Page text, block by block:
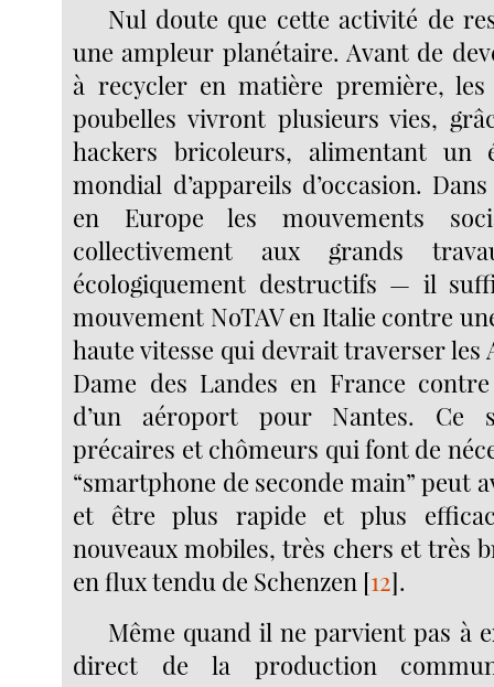
Nul doute que cette activité de
une ampleur planétaire. Avant de
à recycler en matière première,
poubelles vivront plusieurs vies,
hackers bricoleurs, alimentant un
mondial d’appareils d’occasion.
en Europe les mouvements
collectivement aux grands
écologiquement destructifs — il
mouvement NoTAV en Italie contre
haute vitesse qui devrait traverser les
Dame des Landes en France
d’un aéroport pour Nantes. Ce
précaires et chômeurs qui font de
“smartphone de seconde main” peut
et être plus rapide et plus
nouveaux mobiles, très chers et très
en flux tendu de Schenzen [12].
Même quand il ne parvient pas à
direct de la production